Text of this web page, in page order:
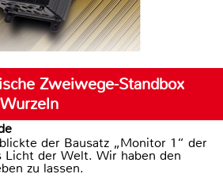
Zweiwege-Standbox
der Bausatz „Monitor 1“ der
Licht der Welt. Wir haben den
zu lassen.